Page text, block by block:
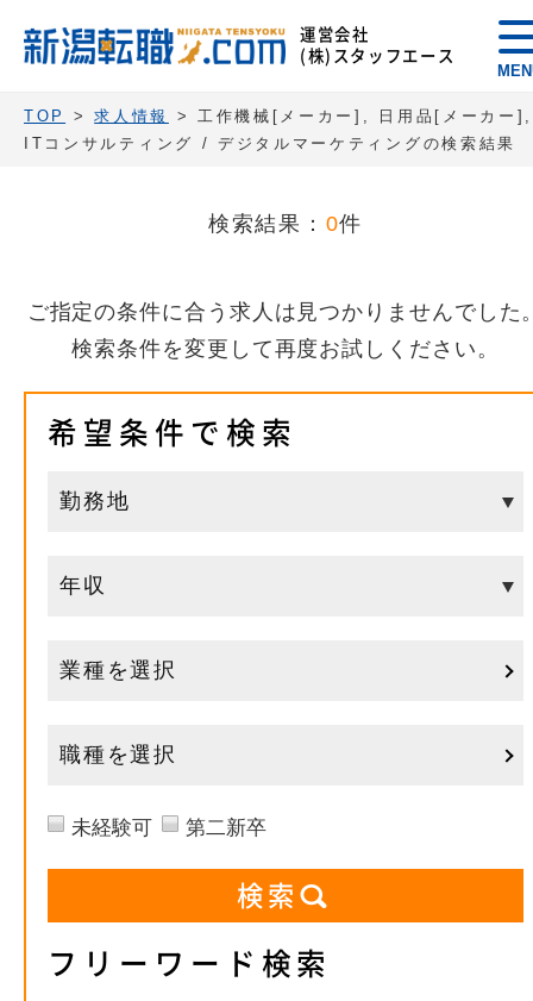
運営会社
(株)スタッフエース
TOP >求人情報
> 工作機械[メーカー], 日用品[メーカー],
ITコンサルティング / デジタルマーケティングの検索結果
検索結果： 0件
ご指定の条件に合う求人は見つかりませんでした
検索条件を変更して再度お試しください。
希望条件で検索
業種を選択
職種を選択
未経験可 第二新卒
フリーワード検索